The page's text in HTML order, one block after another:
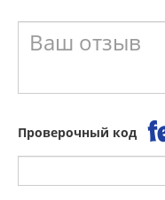
Проверочный код